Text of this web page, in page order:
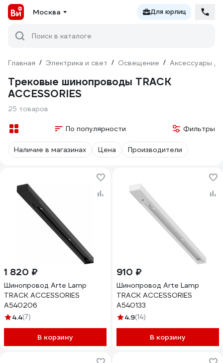
Москва Для юрлиц
Поиск в каталоге
Главная / Электрика и свет / Освещение / Аксессуары
Трековые шинопроводы TRACK
ACCESSORIES
25 товаров
По популярности Фильтры
Наличие в магазинах Цена Производители
1 820 ₽
Шинопровод Arte Lamp
TRACK ACCESSORIES
A540206
4.4(7)
В корзину
910 ₽
Шинопровод Arte Lamp
TRACK ACCESSORIES
A540133
4.9(14)
В корзину